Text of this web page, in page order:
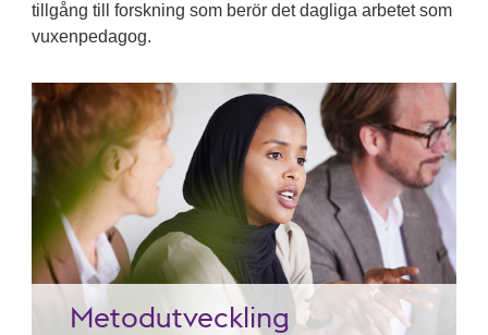
tillgång till forskning som berör det dagliga arbetet som
vuxenpedagog.
Metodutveckling